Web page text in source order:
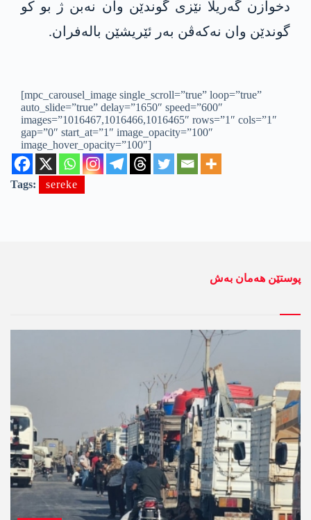
دخوازن گەریلا نێزی گوندێن وان نەبن ژ بو کو
گوندێن وان نەکەڤن بەر ئێریشێن بالەفران.
[mpc_carousel_image single_scroll=”true” loop=”true”
auto_slide=”true” delay=”1650″ speed=”600″
images=”1016467,1016466,1016465″ rows=”1″ cols=”1″
gap=”0″ start_at=”1″ image_opacity=”100″
image_hover_opacity=”100″]
Tags: sereke
پوستێن ھەمان بەش